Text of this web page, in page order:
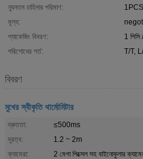
ন্যূনতম চাহিদার পরিমাণ:
1PCS
মূল্য:
প্যাকেজিং বিবরণ:
1
পরিশোধের শর্ত:
T/T, L/
বিবরণ
মুখের স্বীকৃতি থার্মোমিটার
দ্রুততা:
≤500ms
দূরত্ব:
1.2 ~ 2m
ক্যামেরা:
2 মেগা পিক্সেল সহ বাইনোকুলার